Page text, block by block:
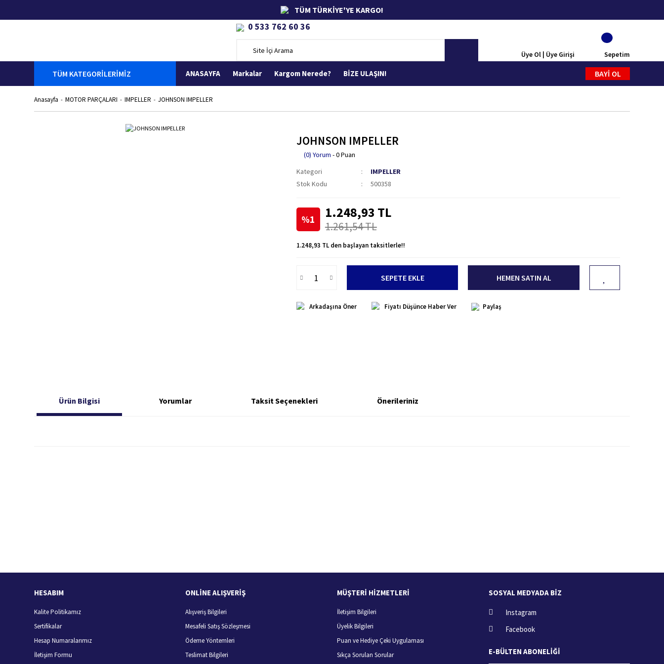
TÜM TÜRKİYE'YE KARGO!
0 533 762 60 36
Üye Ol | Üye Girişi Sepetim
TÜM KATEGORİLERİMİZ ANASAYFA Markalar Kargom Nerede? BİZE ULAŞIN! BAYİ OL
Anasayfa MOTOR PARÇALARI IMPELLER JOHNSON IMPELLER
JOHNSON IMPELLER
(0) Yorum - 0 Puan
Kategori
IMPELLER
Stok Kodu
500358
%1 1.248,93 TL
1.261,54 TL
1.248,93 TL den başlayan taksitlerle!!
SEPETE EKLE HEMEN SATIN AL
Arkadaşına Öner Fiyatı Düşünce Haber Ver Paylaş
Ürün Bilgisi Yorumlar Taksit Seçenekleri Önerileriniz
HESABIM
Kalite Politikamız
Sertifikalar
Hesap Numaralarımız
İletişim Formu
ONLİNE ALIŞVERİŞ
Alışveriş Bilgileri
Mesafeli Satış Sözleşmesi
Ödeme Yöntemleri
Teslimat Bilgileri
MÜŞTERİ HİZMETLERİ
İletişim Bilgileri
Üyelik Bilgileri
Puan ve Hediye Çeki Uygulaması
Sıkça Sorulan Sorular
SOSYAL MEDYADA BİZ
Instagram
Facebook
E-BÜLTEN ABONELİĞİ